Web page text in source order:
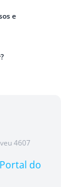
e
4607
do